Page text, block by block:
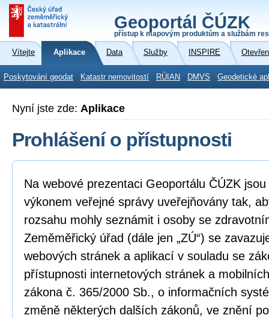
Geoportál ČÚZK
přístup k mapovým produktům a službám
Vítejte Aplikace Data Služby INSPIRE
Poskytování geodat Katastr nemovitostí RÚIAN DMVS Geodetické
Nyní jste zde: Aplikace
Prohlášení o přístupnosti
Na webové prezentaci Geoportálu ČÚZK
výkonem veřejné správy uveřejňovány tak,
rozsahu mohly seznámit i osoby se
Zeměměřický úřad (dále jen „ZÚ“) se
webových stránek a aplikací v souladu se
přístupnosti internetových stránek a
zákona č. 365/2000 Sb., o informačních
změně některých dalších zákonů, ve znění